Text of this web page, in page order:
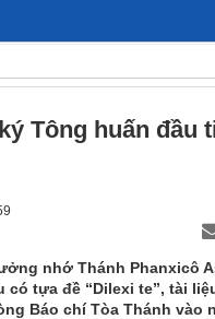
Tông huấn đầu
nhớ Thánh Phanxicô
có tựa đề “Dilexi te”, tài
Báo chí Tòa Thánh vào